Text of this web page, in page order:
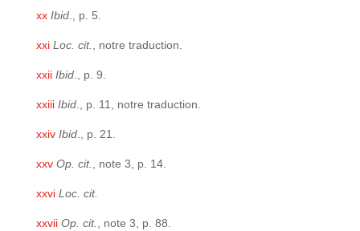
xx Ibid., p. 5.
xxi Loc. cit., notre traduction.
xxii Ibid., p. 9.
xxiii Ibid., p. 11, notre traduction.
xxiv Ibid., p. 21.
xxv Op. cit., note 3, p. 14.
xxvi Loc. cit.
xxvii Op. cit., note 3, p. 88.